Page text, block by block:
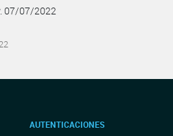
07/07/2022
AUTENTICACIONES